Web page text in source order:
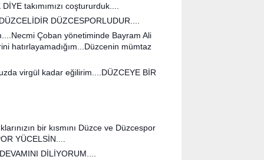
takımımızı coştururduk....
DÜZCESPORLUDUR....
Çoban yönetiminde Bayram Ali
hatırlayamadığım...Düzcenin mümtaz
virgül kadar eğilirim....DÜZCEYE BİR
bir kısmını Düzce ve Düzcespor
YÜCELSİN....
DİLİYORUM....